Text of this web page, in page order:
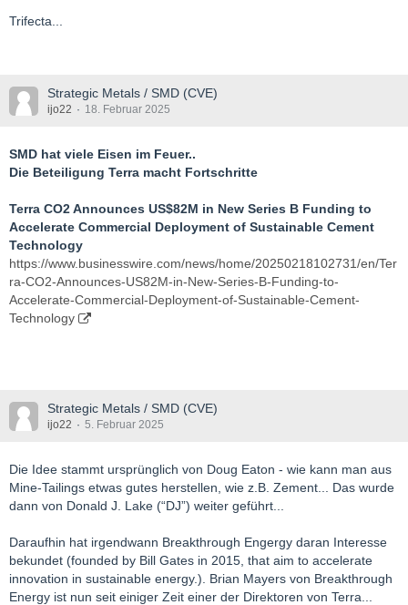
Trifecta...
Strategic Metals / SMD (CVE)
ijo22 18. Februar 2025
SMD hat viele Eisen im Feuer..
Die Beteiligung Terra macht Fortschritte
Terra CO2 Announces US$82M in New Series B Funding to
Accelerate Commercial Deployment of Sustainable Cement
Technology
https://www.businesswire.com/news/home/20250218102731/en/Ter
ra-CO2-Announces-US82M-in-New-Series-B-Funding-to-
Accelerate-Commercial-Deployment-of-Sustainable-Cement-
Technology
Strategic Metals / SMD (CVE)
ijo22 5. Februar 2025
Die Idee stammt ursprünglich von Doug Eaton - wie kann man aus
Mine-Tailings etwas gutes herstellen, wie z.B. Zement... Das wurde
dann von Donald J. Lake (“DJ”) weiter geführt...
Daraufhin hat irgendwann Breakthrough Engergy daran Interesse
bekundet (founded by Bill Gates in 2015, that aim to accelerate
innovation in sustainable energy.). Brian Mayers von Breakthrough
Energy ist nun seit einiger Zeit einer der Direktoren von Terra...